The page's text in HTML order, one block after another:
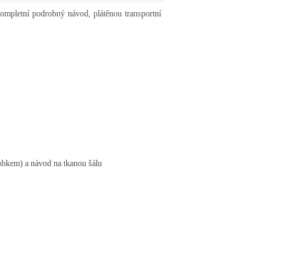
podrobný návod, plátěnou transportní
a návod na tkanou šálu